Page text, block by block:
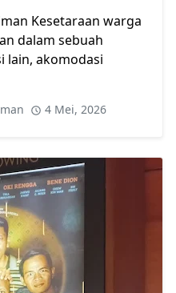
Kesetaraan warga
dalam sebuah
lain, akomodasi
4 Mei, 2026